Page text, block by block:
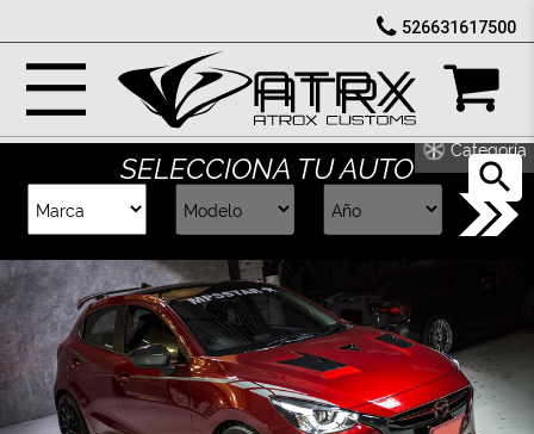
Marcas
Reputación
Cotizador
Contacto
Rastreo-
526631617500
SELECCIONA TU AUTO Categoría